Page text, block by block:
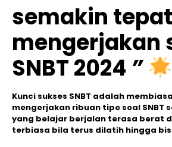
semakin tepat
mengerjakan
SNBT 2024 ”
Kunci sukses SNBT adalah
mengerjakan ribuan tipe soal SNBT
yang belajar berjalan terasa berat
terbiasa bila terus dilatih hingga